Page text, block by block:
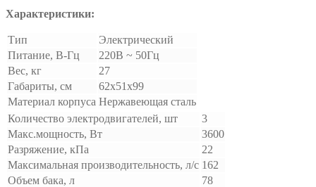
Характеристики:
Тип
Электрический
Питание, В-Гц
220В ~ 50Гц
Вес, кг
27
Габариты, см
62x51x99
Материал корпуса Нержавеющая сталь
Количество электродвигателей, шт
3
Макс.мощность, Вт
3600
Разряжение, кПа
22
Максимальная производительность, л/с 162
Объем бака, л
78